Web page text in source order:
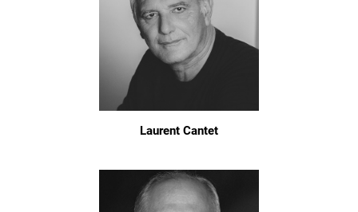
Laurent Cantet